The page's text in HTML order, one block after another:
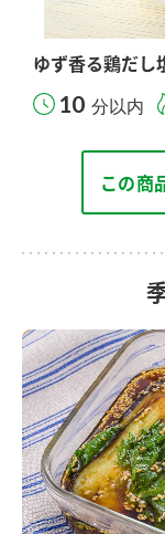
ゆず香る鶏だし
10 分以内
この商